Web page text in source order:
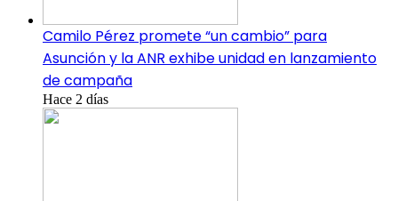
Camilo Pérez promete “un cambio” para
Asunción y la ANR exhibe unidad en lanzamiento
de campaña
Hace 2 días